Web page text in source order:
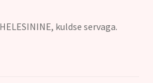
kuldse servaga.